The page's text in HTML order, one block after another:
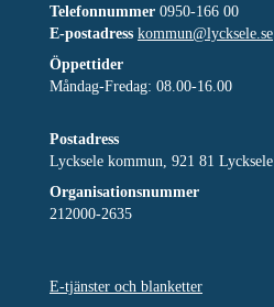
Telefonnummer 0950-166 00
E-postadress kommun@lycksele.se
Öppettider
Måndag-Fredag: 08.00-16.00
Postadress
Lycksele kommun, 921 81 Lycksele
Organisationsnummer
212000-2635
E-tjänster och blanketter